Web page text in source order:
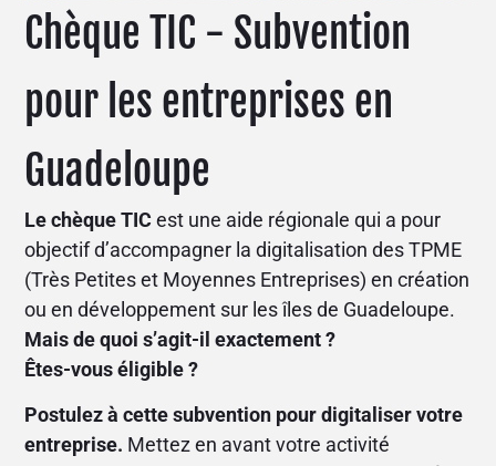
Chèque TIC - Subvention
pour les entreprises en
Guadeloupe
Le chèque TICest une aide régionale qui a pour
objectif d’accompagner la digitalisation des TPME
(Très Petites et Moyennes Entreprises) en création
ou en développement sur les îles de Guadeloupe.
Mais de quoi s’agit-il exactement ?
Êtes-vous éligible ?
Postulez à cette subvention pour digitaliser votre
entreprise. Mettez en avant votre activité